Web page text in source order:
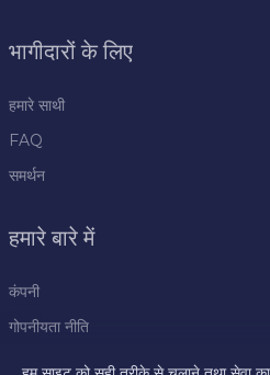
भागीदारों के लिए
हमारे साथी
FAQ
समर्थन
हमारे बारे में
कंपनी
गोपनीयता नीति